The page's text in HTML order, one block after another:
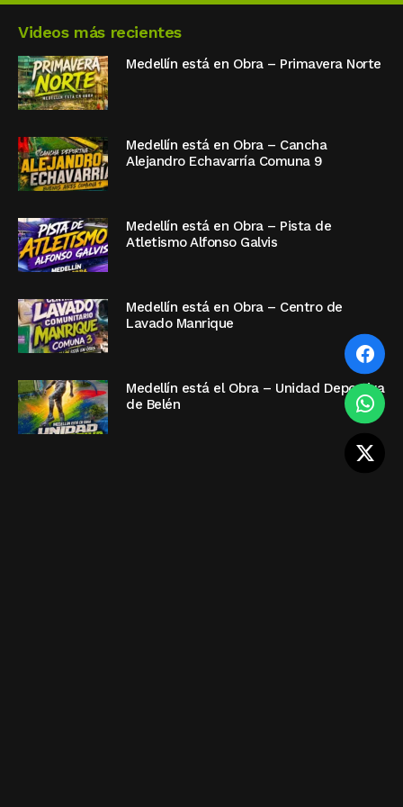
Videos más recientes
Medellín está en Obra – Primavera Norte
Medellín está en Obra – Cancha
Alejandro Echavarría Comuna 9
Medellín está en Obra – Pista de
Atletismo Alfonso Galvis
Medellín está en Obra – Centro de
Lavado Manrique
Medellín está el Obra – Unidad Deportiva
de Belén